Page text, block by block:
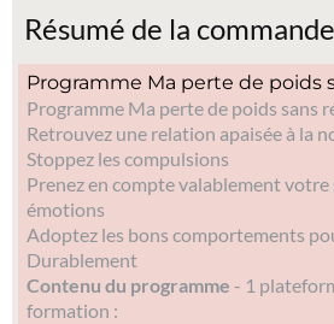
Résumé de la commande
Programme Ma perte de poids
Programme Ma perte de poids sans
Retrouvez une relation apaisée à la
Stoppez les compulsions
Prenez en compte valablement votre
émotions
Adoptez les bons comportements
Durablement
Contenu du programme - 1
formation :